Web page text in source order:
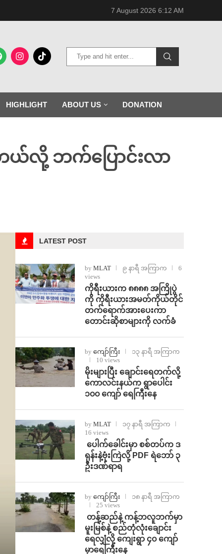
7 August 2026 6:12 AM
HIGHLIGHT ABOUT US DONATION
ယ်လို့ ဘက်ပြောင်းလာ
LATEST POST
by MLAT ၉ နာရီ အကြာက
6
views
ကိုရီးယားက ၈၈၈၈ အကြိုပွဲ
ကို ကိုရီးယားအမတ်ကိုယ်တိုင်
တက်ရောက်အားပေးကာ
တောင်းဆိုစာများကို လက်ခံ
by ကျော်ကြီး
၁၃ နာရီ အကြာက
10 views
⁨မိုးများပြီး ချောင်းရေတက်လို့
ကောလင်းနယ်က ရွာပေါင်း
၁၀၀ ကျော် ရေကြီးနေ
by MLAT
၁၇ နာရီ အကြာက
16 views
⁩ ⁨ပေါက်ခေါင်းမှာ စစ်တပ်က ဒ
ရုန်းနဲ့ဗုံးကြဲလို့ PDF ရဲဘော် ၃
ဦးဒဏ်ရာရ
by ကျော်ကြီး
၁၈ နာရီ အကြာက
25 views
⁩ ⁨တန့်ဆည်နဲ့ ကန့်ဘလူဘက်မှာ
မူးမြစ်နဲ့ စည်တုံလုံးချောင်း
ရေလျှံလို့ ကျေးရွာ ၄၀ ကျော်
မှာရေကြီးနေ